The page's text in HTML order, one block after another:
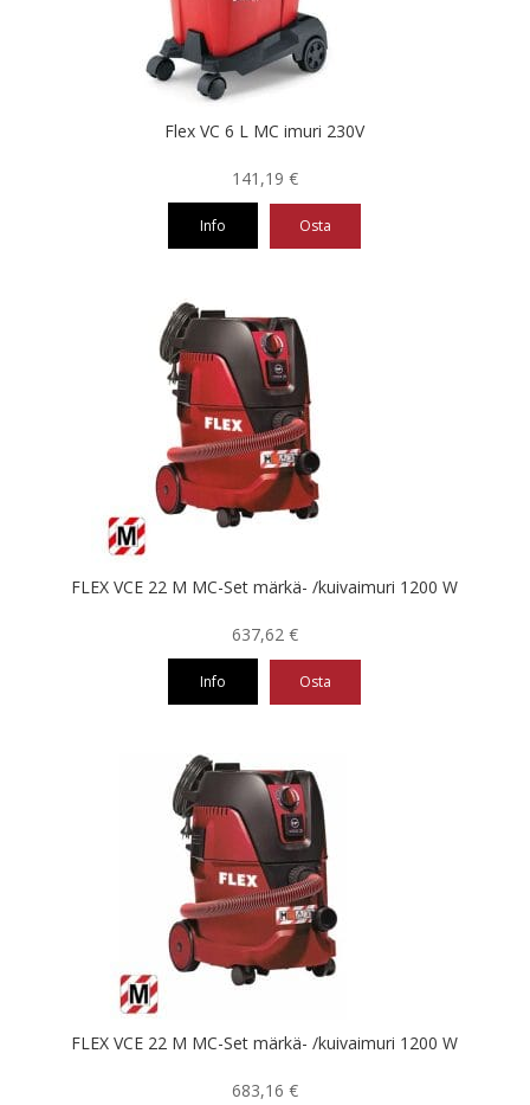
Flex VC 6 L MC imuri 230V
141,19 €
Info Osta
FLEX VCE 22 M MC-Set märkä- /kuivaimuri 1200 W
637,62 €
Info Osta
FLEX VCE 22 M MC-Set märkä- /kuivaimuri 1200 W
683,16 €